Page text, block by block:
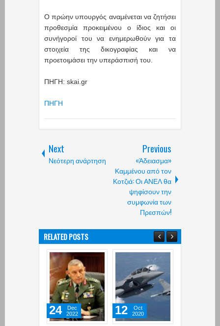
Ο πρώην υπουργός αναμένεται να ζητήσει
προθεσμία προκειμένου ο ίδιος και οι
συνήγοροί του να ενημερωθούν για τα
στοιχεία της δικογραφίας και να
προετοιμάσει την υπεράσπισή του.
ΠΗΓΗ: skai.gr
ΠΗΓΗ
Next
Νεότερη ανάρτηση
Previous
«Άδειασμα»
Καμμένου από τον
Κοτζιά: Οι ΑΝΕΛ θα
ψηφίσουν την
συμφωνία των
Πρεσπών!
RELATED POSTS
24
Dec
2022
12
Oct
2020